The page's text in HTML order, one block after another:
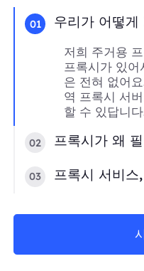
01 우리가 어떻
저희 주거용
프록시가 있
은 전혀 없어
역 프록시 서
할 수 있답니
02 프록시가 왜
03 프록시 서비